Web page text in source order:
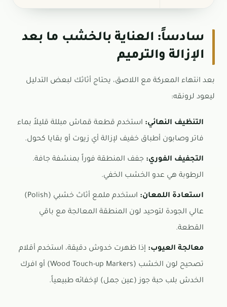
سادساً: العناية بالخشب ما بعد
الإزالة والترميم
بعد انتهاء المعركة مع اللاصق، يحتاج أثاثك لبعض التدليل
ليعود لرونقه:
التنظيف النهائي: استخدم قطعة قماش مبللة قليلاً بماء
فاتر وصابون أطباق خفيف لإزالة أي زيوت أو بقايا كحول.
التجفيف الفوري: جفف المنطقة فوراً بمنشفة جافة.
الرطوبة هي عدو الخشب الخفي.
استعادة اللمعان:
استخدم ملمع أثاث خشبي (Polish)
عالي الجودة لتوحيد لون المنطقة المعالجة مع باقي
القطعة.
معالجة العيوب: إذا ظهرت خدوش دقيقة، استخدم أقلام
تصحيح لون الخشب (Wood Touch-up Markers) أو افرك
الخدش بلب حبة جوز (عين جمل) لإخفائه طبيعياً.